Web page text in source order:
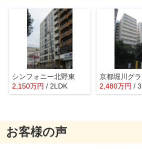
シンフォニー北野東
2,150万円 / 2LDK
2,480万円 /
お客様の声